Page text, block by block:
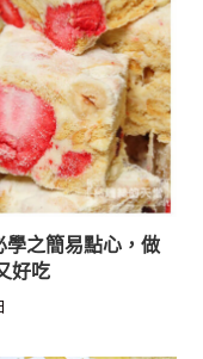
學之簡易點心，做
好吃